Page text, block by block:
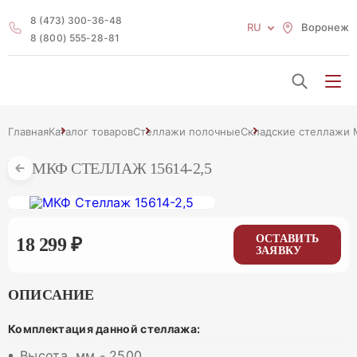
8 (473) 300-36-48
8 (800) 555-28-81
Воронеж
RU
ГлавнаяКаталог товаровСтеллажи полочныеСкладские стеллажи
МКФ СТЕЛЛАЖ 15614-2,5
18 299 ₽
ОСТАВИТЬ
ЗАЯВКУ
ОПИСАНИЕ
Комплектация данной стеллажа: